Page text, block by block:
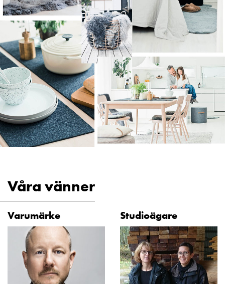
Våra vänner
Varumärke Studioägare